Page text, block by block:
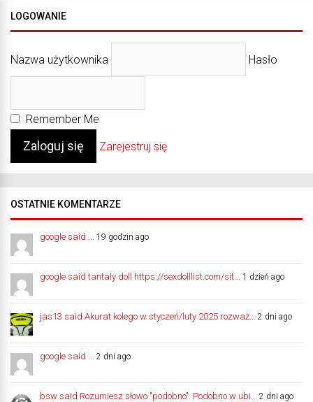
LOGOWANIE
Nazwa użytkownika Hasło
Remember Me
Zarejestruj się
OSTATNIE KOMENTARZE
google said ... 19 godzin ago
google said tantaly doll https://sexdolllist.com/sit... 1 dzień ago
jas13 said Akurat kolego w styczeń/luty 2025 rozważ... 2 dni ago
google said ... 2 dni ago
bsw said Rozumiesz słowo "podobno". Podobno w ubi... 2 dni ago